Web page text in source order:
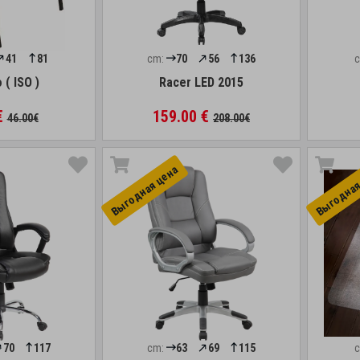
41 81
( ISO )
46.00€
cm: 70 56 136
Racer LED 2015
159.00 € 208.00€
70 117
Выгоднaя цена
cm: 63 69 115